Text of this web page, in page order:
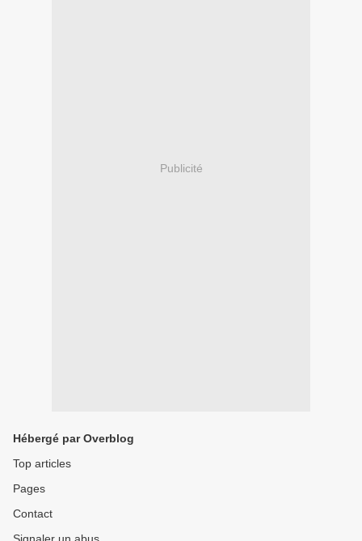
Publicité
Hébergé par Overblog
Top articles
Pages
Contact